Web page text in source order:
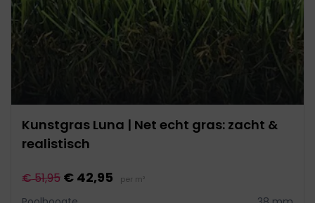
Kunstgras Luna | Net echt gras: zacht &
realistisch
€ 51,95 € 42,95 per m²